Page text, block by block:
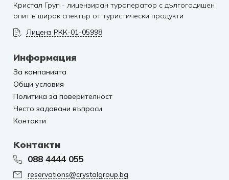
Кристал Груп - лицензиран туроператор с дългогодишен
опит в широк спектър от туристически продукти
Лиценз РКК-01-05998
Информация
За компанията
Общи условия
Политика за поверителност
Често задавани въпроси
Контакти
Kонтакти
088 4444 055
reservations@crystalgroup.bg